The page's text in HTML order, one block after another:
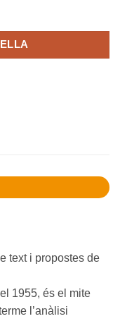
text i propostes de
1955, és el mite
l’anàlisi